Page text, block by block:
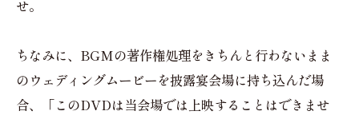
せ。
ちなみに、BGMの著作権処理をきちんと行わないまま
のウェディングムービーを披露宴会場に持ち込んだ場
合、「このDVDは当会場では上映することはできませ